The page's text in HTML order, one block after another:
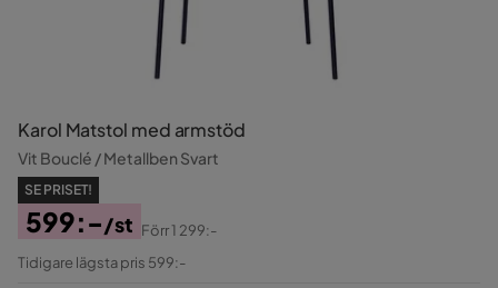
Karol Matstol med armstöd
Vit Bouclé / Metallben Svart
SE PRISET!
Pris
599:-/st
Original
Förr1 299:-
Tidigare lägsta pris 599:-